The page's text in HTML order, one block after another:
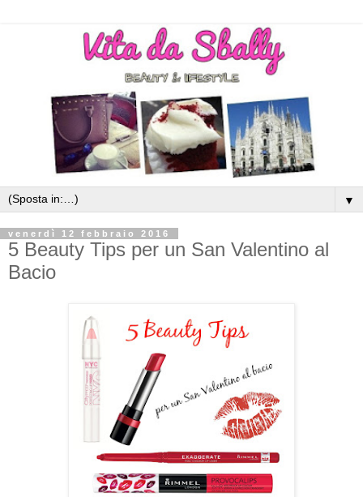
▼
venerdì 12 febbraio 2016
5 Beauty Tips per un San Valentino al
Bacio